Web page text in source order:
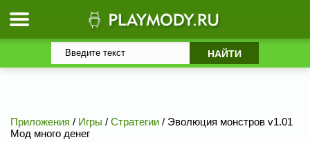
Приложения / Игры / Стратегии / Эволюция монстров v1.01
Мод много денег